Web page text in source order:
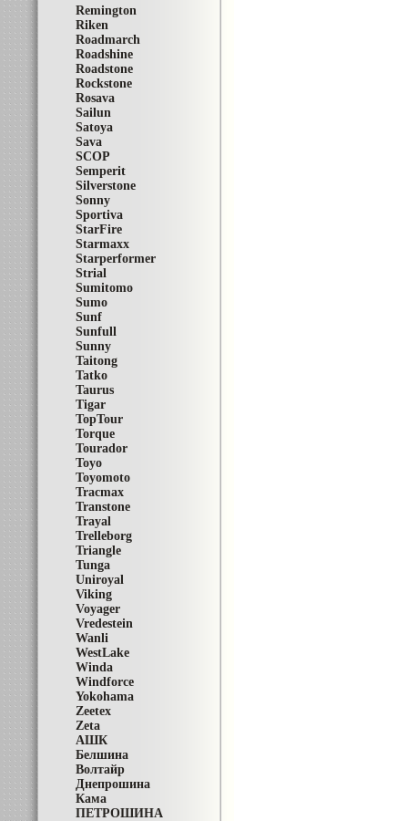
Remington
Riken
Roadmarch
Roadshine
Roadstone
Rockstone
Rosava
Sailun
Satoya
Sava
SCOP
Semperit
Silverstone
Sonny
Sportiva
StarFire
Starmaxx
Starperformer
Strial
Sumitomo
Sumo
Sunf
Sunfull
Sunny
Taitong
Tatko
Taurus
Tigar
TopTour
Torque
Tourador
Toyo
Toyomoto
Tracmax
Transtone
Trayal
Trelleborg
Triangle
Tunga
Uniroyal
Viking
Voyager
Vredestein
Wanli
WestLake
Winda
Windforce
Yokohama
Zeetex
Zeta
АШК
Белшина
Волтайр
Днепрошина
Кама
ПЕТРОШИНА